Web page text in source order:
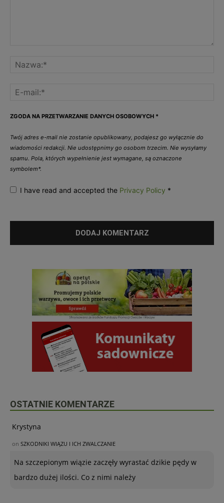
ZGODA NA PRZETWARZANIE DANYCH OSOBOWYCH *
Twój adres e-mail nie zostanie opublikowany, podajesz go wyłącznie do
wiadomości redakcji. Nie udostępnimy go osobom trzecim. Nie wysyłamy
spamu. Pola, których wypełnienie jest wymagane, są oznaczone
symbolem*.
I have read and accepted the Privacy Policy *
OSTATNIE KOMENTARZE
Krystyna
on SZKODNIKI WIĄZU I ICH ZWALCZANIE
Na szczepionym wiązie zaczęły wyrastać dzikie pędy w
bardzo dużej ilości. Co z nimi należy